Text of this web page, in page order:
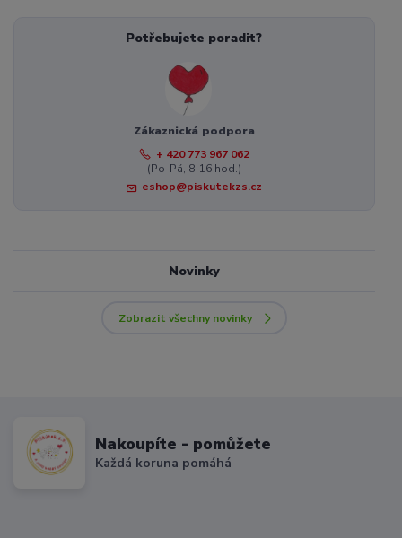
Potřebujete poradit?
Zákaznická podpora
+ 420 773 967 062
(Po-Pá, 8-16 hod.)
eshop@piskutekzs.cz
Novinky
Zobrazit všechny novinky
Nakoupíte - pomůžete
Každá koruna pomáhá